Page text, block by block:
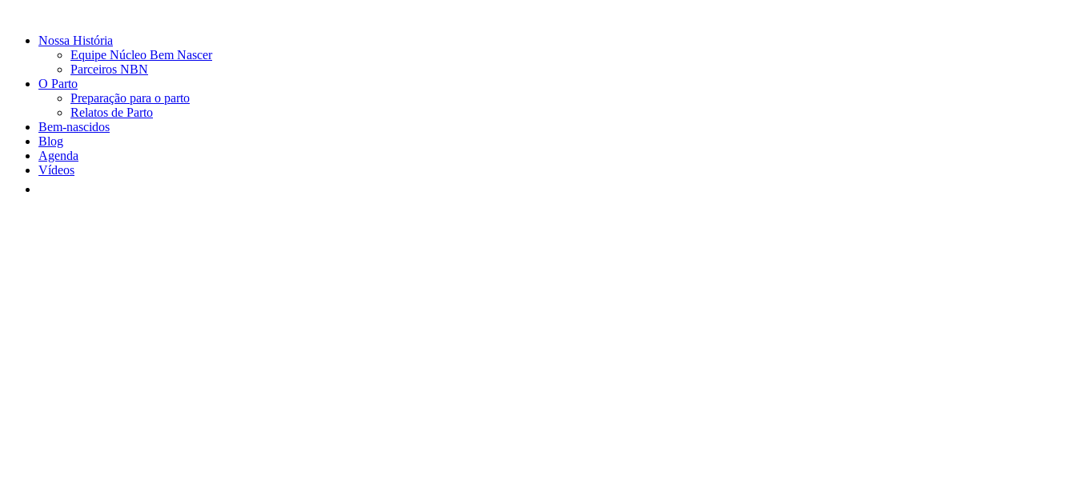
Nossa História
Equipe Núcleo Bem Nascer
Parceiros NBN
O Parto
Preparação para o parto
Relatos de Parto
Bem-nascidos
Blog
Agenda
Vídeos